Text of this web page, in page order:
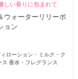
しい香りに包まれて
ウォーターリリーボ
ョン
ローション・ミルク・ク
ス 香水・フレグランス